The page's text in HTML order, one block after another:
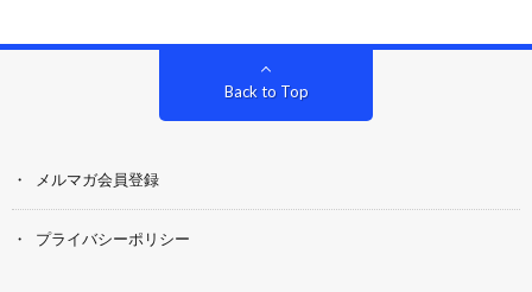
Back to Top
メルマガ会員登録
プライバシーポリシー